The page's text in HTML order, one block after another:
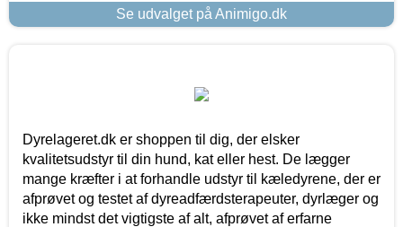
Se udvalget på Animigo.dk
Dyrelageret.dk er shoppen til dig, der elsker
kvalitetsudstyr til din hund, kat eller hest. De lægger
mange kræfter i at forhandle udstyr til kæledyrene, der er
afprøvet og testet af dyreadfærdsterapeuter, dyrlæger og
ikke mindst det vigtigste af alt, afprøvet af erfarne